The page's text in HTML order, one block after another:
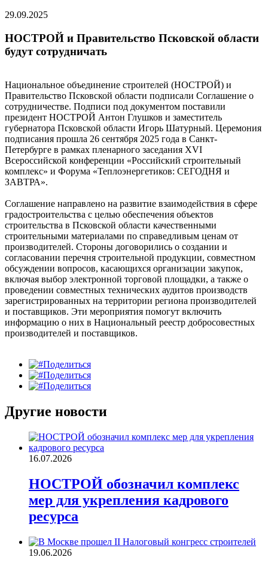
29.09.2025
НОСТРОЙ и Правительство Псковской области
будут сотрудничать
Национальное объединение строителей (НОСТРОЙ) и
Правительство Псковской области подписали Соглашение о
сотрудничестве. Подписи под документом поставили
президент НОСТРОЙ Антон Глушков и заместитель
губернатора Псковской области Игорь Шатурный. Церемония
подписания прошла 26 сентября 2025 года в Санкт-
Петербурге в рамках пленарного заседания XVI
Всероссийской конференции «Российский строительный
комплекс» и Форума «Теплоэнергетиков: СЕГОДНЯ и
ЗАВТРА».
Соглашение направлено на развитие взаимодействия в сфере
градостроительства с целью обеспечения объектов
строительства в Псковской области качественными
строительными материалами по справедливым ценам от
производителей. Стороны договорились о создании и
согласовании перечня строительной продукции, совместном
обсуждении вопросов, касающихся организации закупок,
включая выбор электронной торговой площадки, а также о
проведении совместных технических аудитов производств
зарегистрированных на территории региона производителей
и поставщиков. Эти мероприятия помогут включить
информацию о них в Национальный реестр добросовестных
производителей и поставщиков.
Поделиться
Поделиться
Поделиться
Другие новости
16.07.2026
НОСТРОЙ обозначил комплекс
мер для укрепления кадрового
ресурса
19.06.2026